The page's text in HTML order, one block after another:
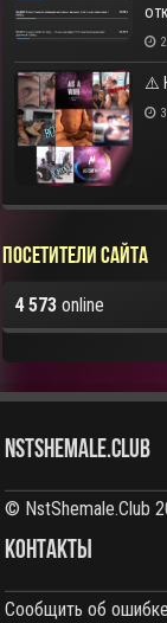
⚠️
Посетители сайта
4 573 online
NstShemale.Club
© NstShemale.Club
КОНТАКТЫ
Сообщить об